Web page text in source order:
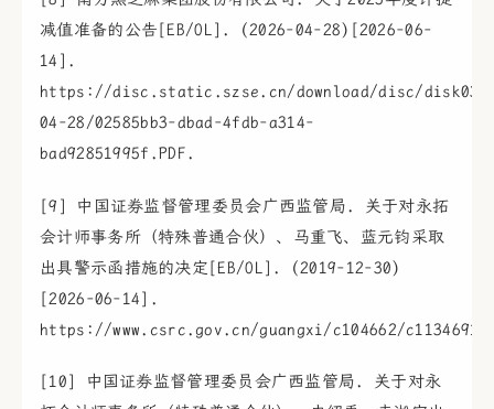
减值准备的公告[EB/OL]. (2026-04-28)[2026-06-
14].
https://disc.static.szse.cn/download/disc/disk03/
04-28/02585bb3-dbad-4fdb-a314-
bad92851995f.PDF.
[9] 中国证券监督管理委员会广西监管局. 关于对永拓
会计师事务所（特殊普通合伙）、马重飞、蓝元钧采取
出具警示函措施的决定[EB/OL]. (2019-12-30)
[2026-06-14].
https://www.csrc.gov.cn/guangxi/c104662/
[10] 中国证券监督管理委员会广西监管局. 关于对永